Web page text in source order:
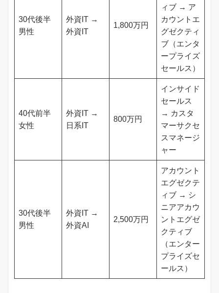
30代後半
男性
外資IT →
外資IT
1,800万円
ィブ → ア
カウントエ
グゼクティ
ブ（エンタ
ープライズ
セールス）
40代前半
女性
外資IT →
日系IT
800万円
インサイド
セールス
→ カスタ
マーサクセ
スマネージ
ャー
30代後半
男性
外資IT →
外資AI
2,500万円
アカウント
エグゼクテ
ィブ → シ
ニアアカウ
ントエグゼ
クティブ
（エンター
プライズセ
ールス）